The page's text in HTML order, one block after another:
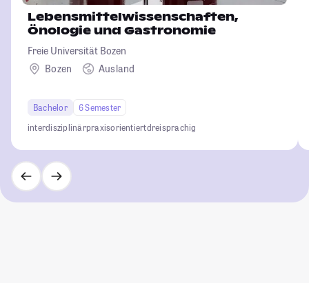
Lebensmittelwissenschaften,
Önologie und Gastronomie
Freie Universität Bozen
Bozen
Ausland
Bachelor
6 Semester
interdisziplinärpraxisorientiertdreisprachig